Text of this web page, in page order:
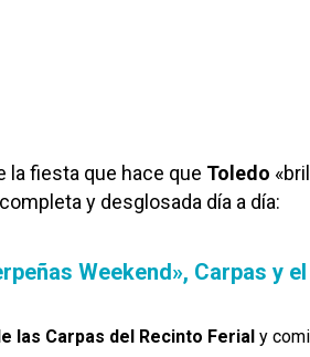
la fiesta que hace que Toledo
y desglosada día a día:
Weekend», Carpas y
las Carpas del Recinto Ferial y